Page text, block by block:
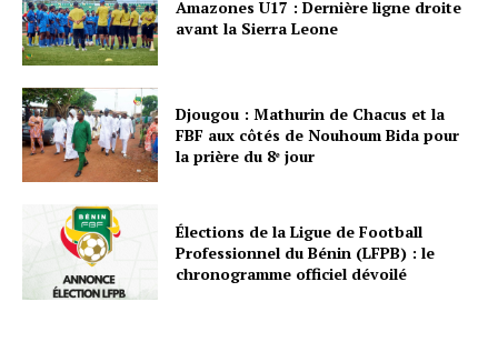
Amazones U17 : Dernière ligne droite
avant la Sierra Leone
Djougou : Mathurin de Chacus et la
FBF aux côtés de Nouhoum Bida pour
la prière du 8ᵉ jour
Élections de la Ligue de Football
Professionnel du Bénin (LFPB) : le
chronogramme officiel dévoilé